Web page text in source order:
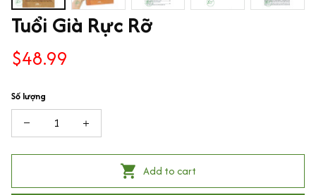
Tuổi Già Rực Rỡ
$48.99
Số lượng
Add to cart